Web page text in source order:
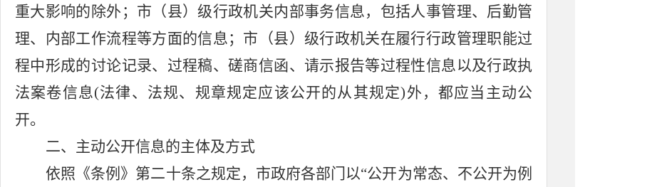
重大影响的除外；市（县）级行政机关内部事务信息，包括人事管理、后勤管
理、内部工作流程等方面的信息；市（县）级行政机关在履行行政管理职能过
程中形成的讨论记录、过程稿、磋商信函、请示报告等过程性信息以及行政执
法案卷信息(法律、法规、规章规定应该公开的从其规定)外，都应当主动公
开。
二、主动公开信息的主体及方式
依照《条例》第二十条之规定，市政府各部门以“公开为常态、不公开为例